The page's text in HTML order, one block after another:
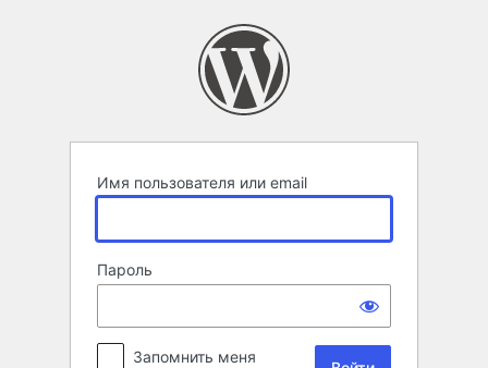
Имя пользователя или email
Пароль
Запомнить меня